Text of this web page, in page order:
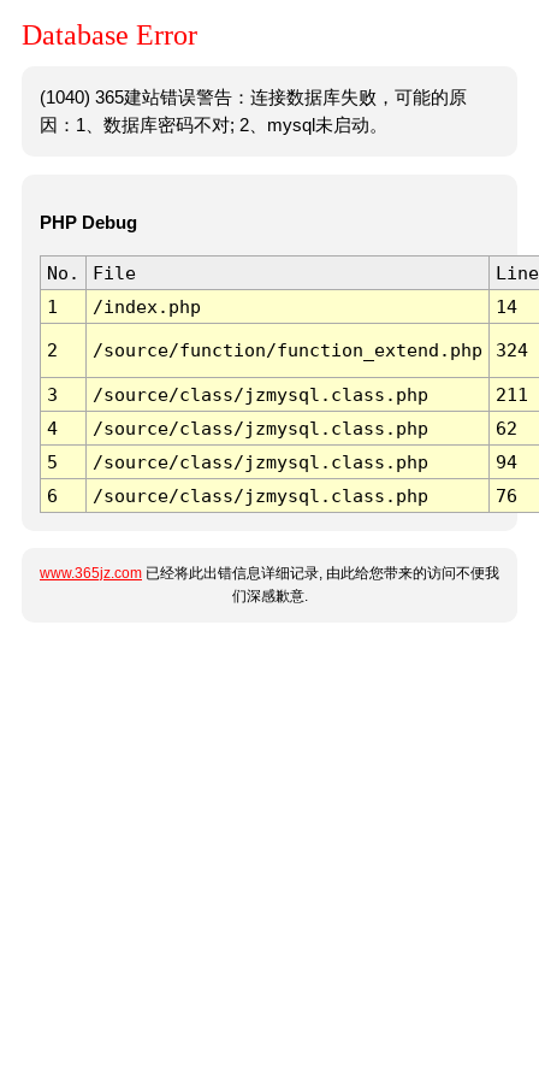
Database Error
(1040) 365建站错误警告：连接数据库失败，可能的原
因：1、数据库密码不对; 2、mysql未启动。
PHP Debug
No. File
Line
1
/index.php 14
2 /source/function/function_extend.php 324
3 /source/class/jzmysql.class.php
211
4
/source/class/jzmysql.class.php
62
5
/source/class/jzmysql.class.php
94
6
/source/class/jzmysql.class.php 76
www.365jz.com 已经将此出错信息详细记录, 由此给您带来的访问不便我
们深感歉意.